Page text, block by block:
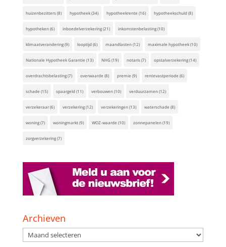
huizenbezitters(8) hypotheek(34) hypotheekrente (16) hypotheekschuld(8)
hypotheken(6) inboedelverzekering(21) inkomstenbelasting(10)
klimaatverandering(9) looptijd(6) maandlasten(12) maximale hypotheek(10)
Nationale Hypotheek Garantie (13) NHG(19) notaris(7) opstalverzekering(14)
overdrachtsbelasting(7) overwaarde (8) premie (9) rentevastperiode (6)
schade (15) spaargeld(11) verbouwen(10) verduurzamen(12)
verzekeraar(6) verzekering(12) verzekeringen(13) waterschade (8)
woning(7) woningmarkt(9) WOZ-waarde (10) zonnepanelen(19)
zorgverzekering(7)
Archieven
Archieven